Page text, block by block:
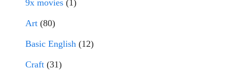
9x movies (1)
Art (80)
Basic English (12)
Craft (31)